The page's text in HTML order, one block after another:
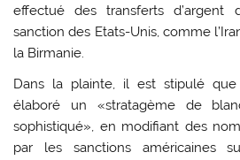
effectué des transferts d’argent
sanction des Etats-Unis, comme
la Birmanie.
Dans la plainte, il est stipulé que
élaboré un «stratagème de
sophistiqué», en modifiant des
par les sanctions américaines